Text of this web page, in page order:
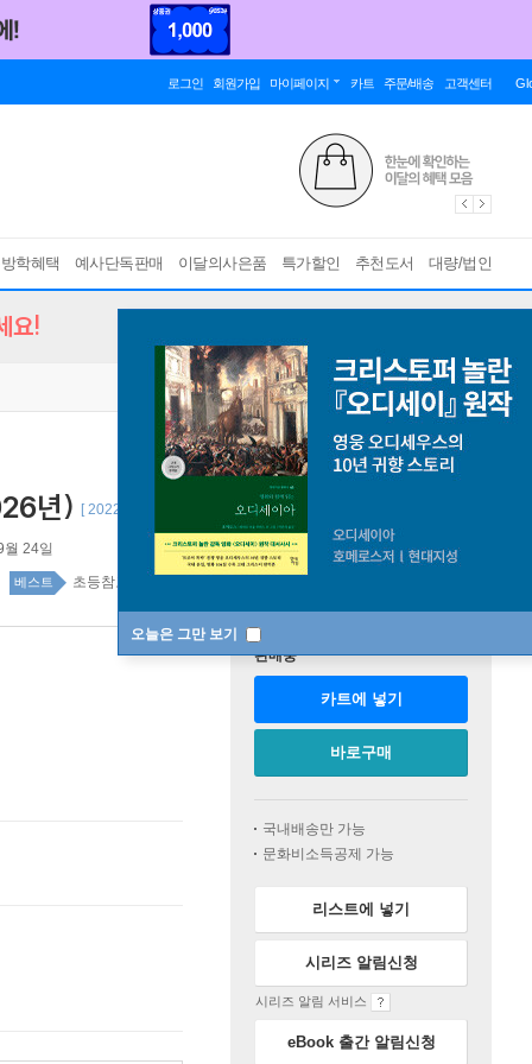
로그인 회원가입 마이페이지 카트 주문/배송 고객센터
학혜택 예사단독판매 이달의사은품 특가할인 추천도서 대량/법인
오늘은 그만 보기
요!
년) [ 2022 개정 교육과정 ]
24일
베스트 초등참고서 top100 6주
판매중
카트에 넣기
바로구매
국내배송만 가능
문화비소득공제 가능
리스트에 넣기
시리즈 알림신청
시리즈 알림 서비스
eBook 출간 알림신청